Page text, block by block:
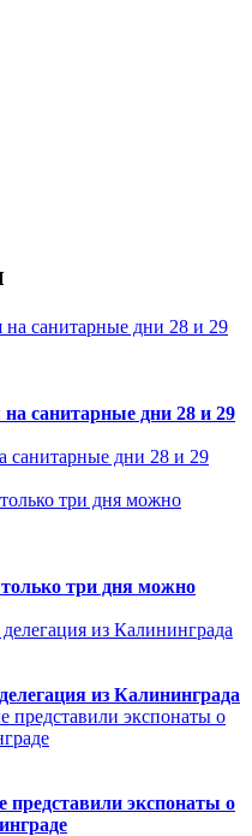
санитарные дни 28 и 29
санитарные дни 28 и 29
три дня можно
из Калининграда
экспонаты о